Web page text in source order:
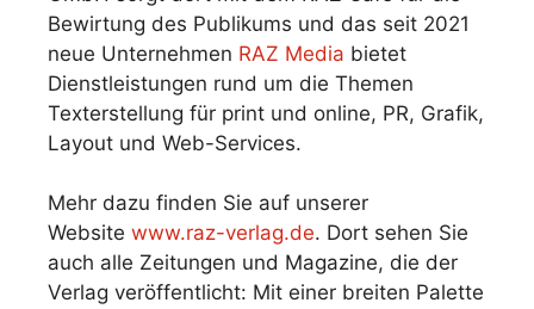
Bewirtung des Publikums und das seit 2021
neue Unternehmen RAZ Media bietet
Dienstleistungen rund um die Themen
Texterstellung für print und online, PR, Grafik,
Layout und Web-Services.
Mehr dazu finden Sie auf unserer
Website www.raz-verlag.de. Dort sehen Sie
auch alle Zeitungen und Magazine, die der
Verlag veröffentlicht: Mit einer breiten Palette